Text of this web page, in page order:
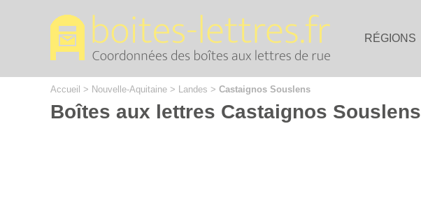
RÉGIONS
Accueil > Nouvelle-Aquitaine > Landes > Castaignos Souslens
Boîtes aux lettres Castaignos Souslens